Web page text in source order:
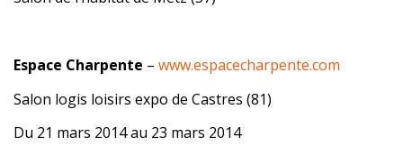
Espace Charpente – www.espacecharpente.com
Salon logis loisirs expo de Castres (81)
Du 21 mars 2014 au 23 mars 2014